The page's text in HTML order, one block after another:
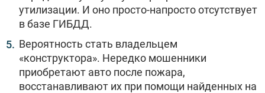
утилизации. И оно просто-напросто отсутствует
в базе ГИБДД.
Вероятность стать владельцем
«конструктора». Нередко мошенники
приобретают авто после пожара,
восстанавливают их при помощи найденных на